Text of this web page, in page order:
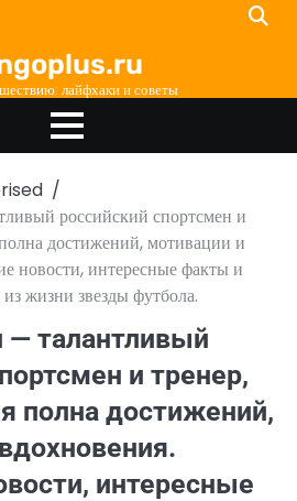
лайфхаки и советы
российский спортсмен и
достижений, мотивации и
новости, интересные факты и
жизни звезды футбола.
— талантливый
и тренер,
полна достижений,
интересные